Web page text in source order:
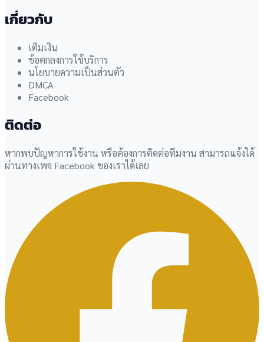
เกี่ยวกับ
เติมเงิน
ข้อตกลงการใช้บริการ
นโยบายความเป็นส่วนตัว
DMCA
Facebook
ติดต่อ
หากพบปัญหาการใช้งาน หรือต้องการติดต่อทีมงาน สามารถแจ้งได้
ผ่านทางเพจ Facebook ของเราได้เลย